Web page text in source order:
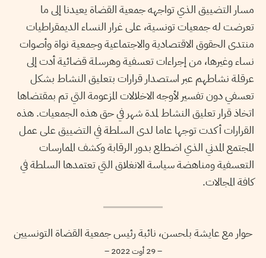
مسار التضييق الذي تواجهه جمعية القضاة يعيدنا إلى ما
تعرضت له جمعيات تونسية، على غرار النساء الديمقراطيات
منتدى الحقوق الاقتصادية والاجتماعية وجمعية نواة وأصوات
نساء وغيرها، من إجراءات تعسفية وهرسلة قضائية أدت إلى
عرقلة نشاطهم عبر استصدار قرارات بتعليق النشاط بشكل
تعسفي دون تفسير لأوجه الاخلالات المزعومة التي تم بمقتضاها
اتخاذ قرار تعليق النشاط لمدة شهر في حق هذه الجمعيات. هذه
القرارات أكدت توجها عاما لدى السلطة في التضييق على عمل
المجتمع المدني الذي اضطلع بدور الرقابة وكشف الممارسات
التعسفية ومناهضة سياسة الانغلاق التي تعتمدها السلطة في
كافة المجالات.
حوار مع عايشة بلحسن، نائبة رئيس جمعية القضاة التونسيين
– 29 أوت 2022 –